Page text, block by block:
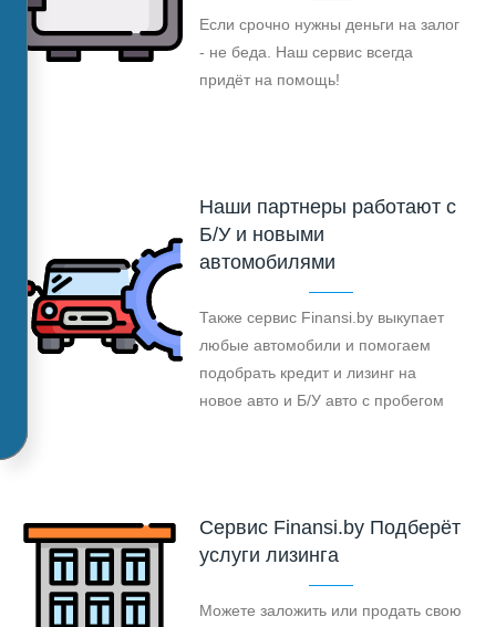
Если срочно нужны деньги на залог
- не беда. Наш сервис всегда
придёт на помощь!
Наши партнеры работают с
Б/У и новыми
автомобилями
Также сервис Finansi.by выкупает
любые автомобили и помогаем
подобрать кредит и лизинг на
новое авто и Б/У авто с пробегом
Cервис Finansi.by Подберёт
услуги лизинга
Можете заложить или продать свою